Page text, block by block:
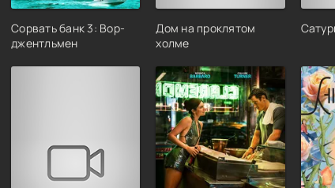
Сорвать банк 3: Вор-
джентльмен
Дом на проклятом
холме